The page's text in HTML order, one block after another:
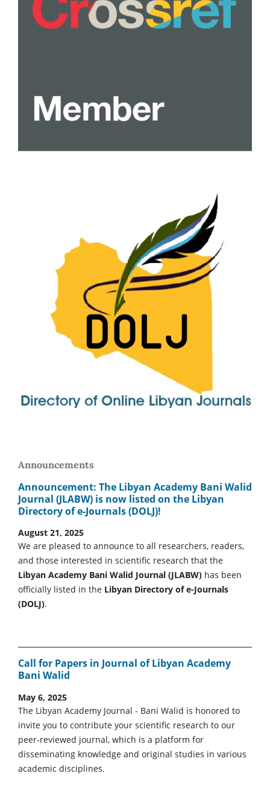
Announcements
Announcement: The Libyan Academy Bani Walid
Journal (JLABW) is now listed on the Libyan
Directory of e-Journals (DOLJ)!
August 21, 2025
We are pleased to announce to all researchers, readers,
and those interested in scientific research that the
Libyan Academy Bani Walid Journal (JLABW) has been
officially listed in the Libyan Directory of e-Journals
(DOLJ).
Call for Papers in Journal of Libyan Academy
Bani Walid
May 6, 2025
The Libyan Academy Journal - Bani Walid is honored to
invite you to contribute your scientific research to our
peer-reviewed journal, which is a platform for
disseminating knowledge and original studies in various
academic disciplines.